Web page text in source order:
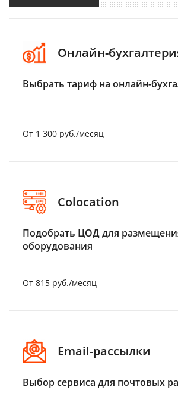
Онлайн-
Выбрать тариф на онлайн-
От 1 300 руб./месяц
Colocation
Подобрать ЦОД для
оборудования
От 815 руб./месяц
Email-рассылки
Выбор сервиса для почтовых